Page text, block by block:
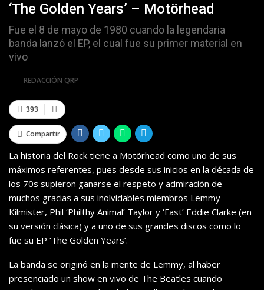
‘The Golden Years’ – Motörhead
Fue el 8 de mayo de 1980 cuando la legendaria
banda lanzó el EP, el cual fue su primer material en
vivo
REDACCIÓN QRP
393
Compartir
La historia del Rock tiene a Motörhead como uno de sus
máximos referentes, pues desde sus inicios en la década de
los 70s supieron ganarse el respeto y admiración de
muchos gracias a sus inolvidables miembros Lemmy
Kilmister, Phil ‘Philthy Animal’ Taylor y ‘Fast’ Eddie Clarke (en
su versión clásica) y a uno de sus grandes discos como lo
fue su EP ‘The Golden Years’.
La banda se originó en la mente de Lemmy, al haber
presenciado un show en vivo de The Beatles cuando